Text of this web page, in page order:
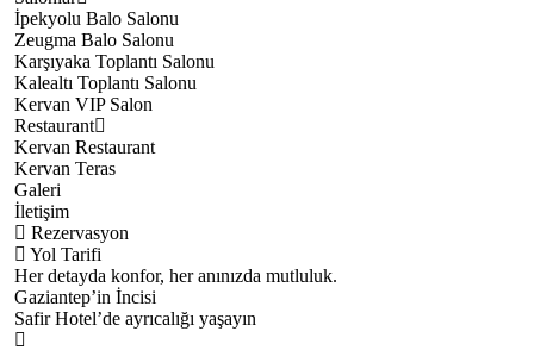
İpekyolu Balo Salonu
Zeugma Balo Salonu
Karşıyaka Toplantı Salonu
Kalealtı Toplantı Salonu
Kervan VIP Salon
Restaurant
Kervan Restaurant
Kervan Teras
Galeri
İletişim
Rezervasyon
Yol Tarifi
Her detayda konfor, her anınızda mutluluk.
Gaziantep’in İncisi
Safir Hotel’de ayrıcalığı yaşayın